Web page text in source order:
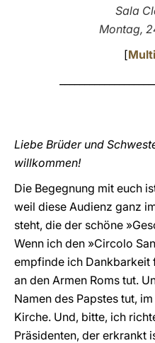
Sala
Montag,
[
Liebe Brüder und
willkommen!
Die Begegnung mit euch
weil diese Audienz ganz
steht, die der schöne
Wenn ich den »Circolo
empfinde ich Dankbarkeit
an den Armen Roms tut.
Namen des Papstes tut,
Kirche. Und, bitte, ich
Präsidenten, der erkrankt